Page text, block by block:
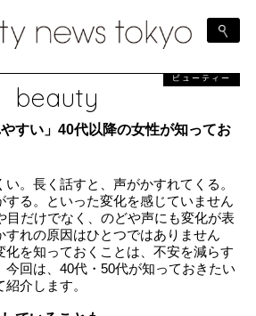
beauty
ビューティー
やすい」40代以降の女性が知ってお
。長く話すと、声がかすれてくる。
する。といった変化を感じていません
目だけでなく、のどや声にも変化が表
すれの原因はひとつではありません
化を知っておくことは、不安を減らす
今回は、40代・50代が知っておきたい
紹介します。